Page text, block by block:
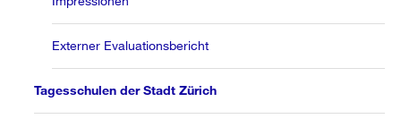
Externer Evaluationsbericht
Tagesschulen der Stadt Zürich